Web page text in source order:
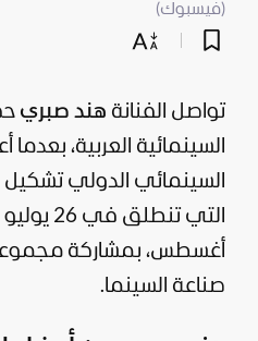
(فيسبوك)
تواصل الفنانة هند صبري
السينمائية العربية،
أغسطس، بمشاركة
صناعة السينما.